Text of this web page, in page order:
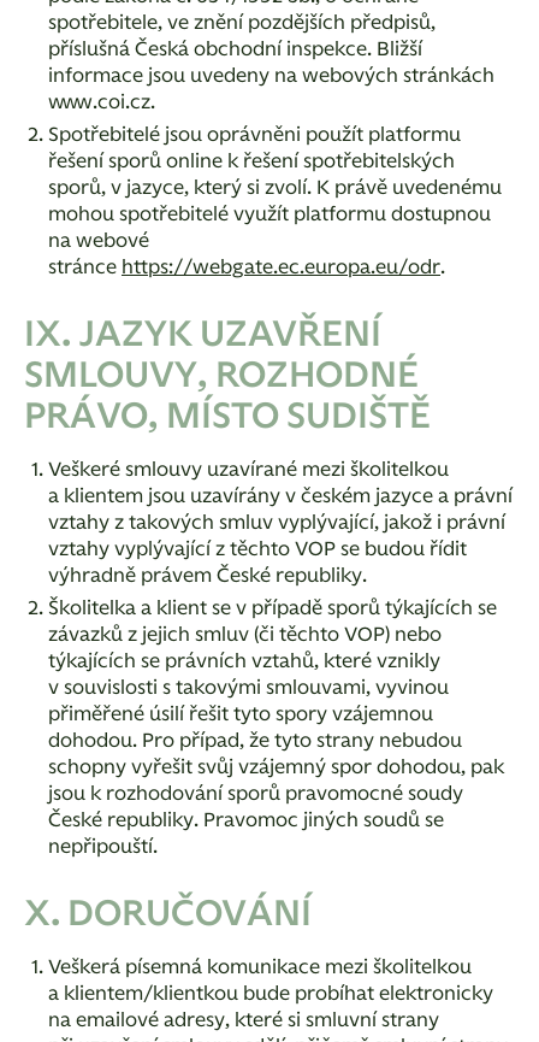
spotřebitele, ve znění pozdějších předpisů,
příslušná Česká obchodní inspekce. Bližší
informace jsou uvedeny na webových stránkách
www.coi.cz.
Spotřebitelé jsou oprávněni použít platformu
řešení sporů online k řešení spotřebitelských
sporů, v jazyce, který si zvolí. K právě uvedenému
mohou spotřebitelé využít platformu dostupnou
na webové
stránce https://webgate.ec.europa.eu/odr.
IX. JAZYK UZAVŘENÍ
SMLOUVY, ROZHODNÉ
PRÁVO, MÍSTO SUDIŠTĚ
Veškeré smlouvy uzavírané mezi školitelkou
a klientem jsou uzavírány v českém jazyce a právní
vztahy z takových smluv vyplývající, jakož i právní
vztahy vyplývající z těchto VOP se budou řídit
výhradně právem České republiky.
Školitelka a klient se v případě sporů týkajících se
závazků z jejich smluv (či těchto VOP) nebo
týkajících se právních vztahů, které vznikly
v souvislosti s takovými smlouvami, vyvinou
přiměřené úsilí řešit tyto spory vzájemnou
dohodou. Pro případ, že tyto strany nebudou
schopny vyřešit svůj vzájemný spor dohodou, pak
jsou k rozhodování sporů pravomocné soudy
České republiky. Pravomoc jiných soudů se
nepřipouští.
X. DORUČOVÁNÍ
Veškerá písemná komunikace mezi školitelkou
a klientem/klientkou bude probíhat elektronicky
na emailové adresy, které si smluvní strany